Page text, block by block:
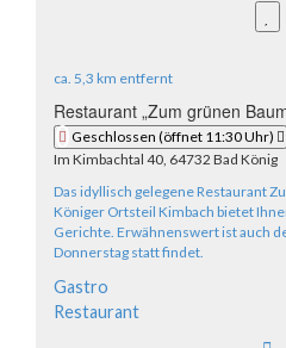
ca. 5,3 km entfernt
Restaurant „Zum grünen
Geschlossen (öffnet 11:30 Uhr)
Im Kimbachtal 40, 64732 Bad König
Das idyllisch gelegene Restaurant
Königer Ortsteil Kimbach bietet
Gerichte. Erwähnenswert ist auch
Donnerstag statt findet.
Gastro
Restaurant